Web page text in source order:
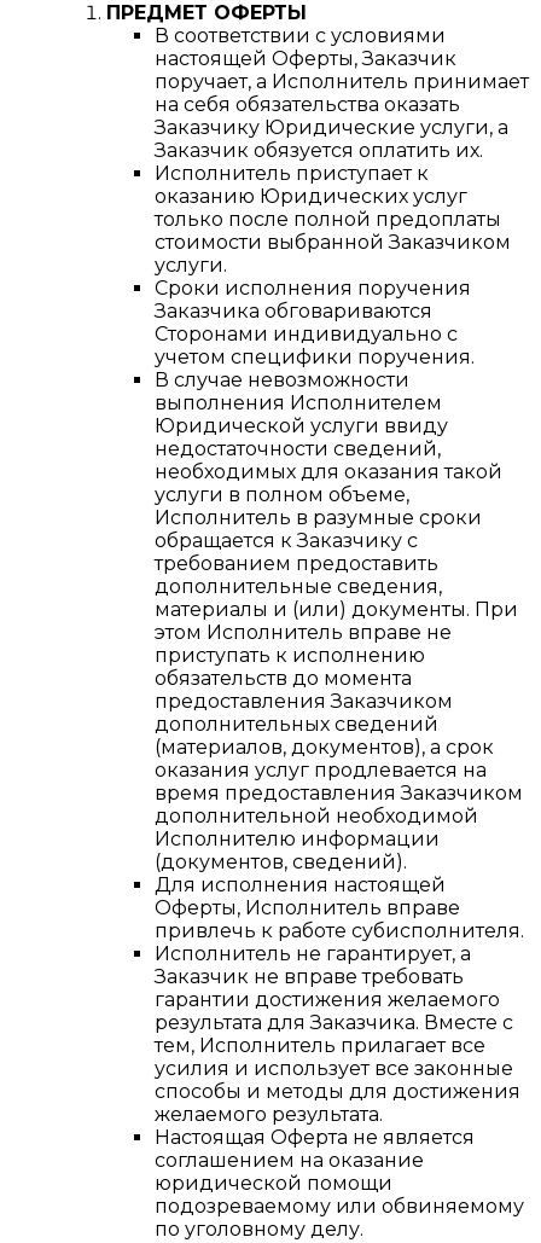
ПРЕДМЕТ ОФЕРТЫ
В соответствии с условиями
настоящей Оферты, Заказчик
поручает, а Исполнитель принимает
на себя обязательства оказать
Заказчику Юридические услуги, а
Заказчик обязуется оплатить их.
Исполнитель приступает к
оказанию Юридических услуг
только после полной предоплаты
стоимости выбранной Заказчиком
услуги.
Сроки исполнения поручения
Заказчика обговариваются
Сторонами индивидуально с
учетом специфики поручения.
В случае невозможности
выполнения Исполнителем
Юридической услуги ввиду
недостаточности сведений,
необходимых для оказания такой
услуги в полном объеме,
Исполнитель в разумные сроки
обращается к Заказчику с
требованием предоставить
дополнительные сведения,
материалы и (или) документы. При
этом Исполнитель вправе не
приступать к исполнению
обязательств до момента
предоставления Заказчиком
дополнительных сведений
(материалов, документов), а срок
оказания услуг продлевается на
время предоставления Заказчиком
дополнительной необходимой
Исполнителю информации
(документов, сведений).
Для исполнения настоящей
Оферты, Исполнитель вправе
привлечь к работе субисполнителя.
Исполнитель не гарантирует, а
Заказчик не вправе требовать
гарантии достижения желаемого
результата для Заказчика. Вместе с
тем, Исполнитель прилагает все
усилия и использует все законные
способы и методы для достижения
желаемого результата.
Настоящая Оферта не является
соглашением на оказание
юридической помощи
подозреваемому или обвиняемому
по уголовному делу.